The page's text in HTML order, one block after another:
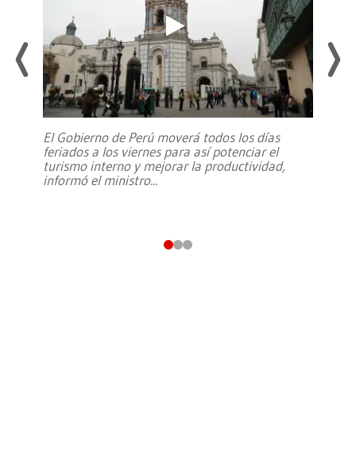
El Gobierno de Perú moverá todos los días
feriados a los viernes para así potenciar el
turismo interno y mejorar la productividad,
informó el ministro...